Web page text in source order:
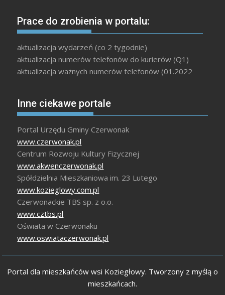
Prace do zrobienia w portalu:
aktualizacja wydarzeń (co 2 tygodnie)
aktualizacja numerów telefonów do kurierów (Q1)
aktualizacja ważnych numerów telefonów (01.2022
Inne ciekawe portale
Portal Urzędu Gminy Czerwonak
www.czerwonak.pl
Centrum Rozwoju Kultury Fizycznej
www.akwenczerwonak.pl
Spółdzielnia Mieszkaniowa im. 23 Lutego
www.kozieglowy.com.pl
Czerwonackie TBS sp. z o.o.
www.cztbs.pl
Oświata w Czerwonaku
www.oswiataczerwonak.pl
Portal dla mieszkańców wsi Koziegłowy. Tworzony z myślą o
mieszkańcach.